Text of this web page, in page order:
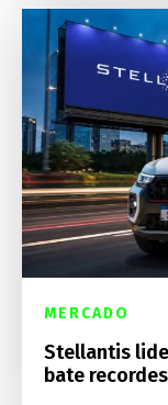
MERCADO
Stellantis
bate